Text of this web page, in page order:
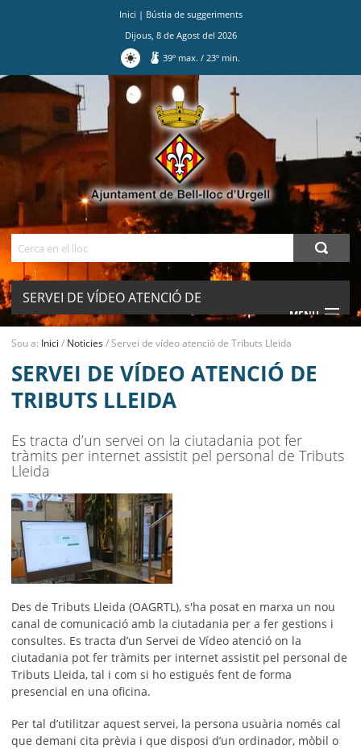
Inici | Bústia de suggeriments
Dijous, 8de Agostdel 2026
39º max./ 23º min.
SERVEI DE VÍDEO ATENCIÓ DE
TRIBUTS LLEIDA
MENU
AJUNTAMENT
MUNICIPI
SEU ELECTRÒNICA
BELL-LLOC SOLUCIONA
Sou a: Inici / Noticies/Servei de vídeo atenció de Tributs Lleida
SERVEI DE VÍDEO ATENCIÓ DE
TRIBUTS LLEIDA
Es tracta d’un servei on la ciutadania pot fer
tràmits per internet assistit pel personal de Tributs
Lleida
Des de Tributs Lleida (OAGRTL), s'ha posat en marxa un nou
canal de comunicació amb la ciutadania per a fer gestions i
consultes. Es tracta d’un Servei de Vídeo atenció on la
ciutadania pot fer tràmits per internet assistit pel personal de
Tributs Lleida, tal i com si ho estigués fent de forma
presencial en una oficina.
Per tal d’utilitzar aquest servei, la persona usuària només cal
que demani cita prèvia i que disposi d’un ordinador, mòbil o